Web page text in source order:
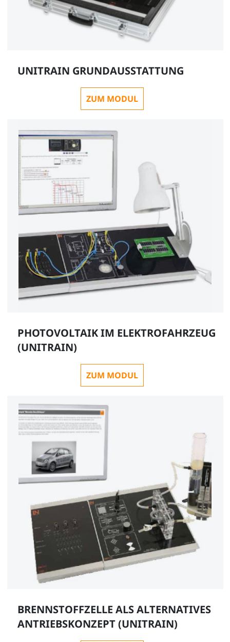
UNITRAIN GRUNDAUSSTATTUNG
ZUM MODUL
PHOTOVOLTAIK IM ELEKTROFAHRZEUG
(UNITRAIN)
ZUM MODUL
BRENNSTOFFZELLE ALS ALTERNATIVES
ANTRIEBSKONZEPT (UNITRAIN)